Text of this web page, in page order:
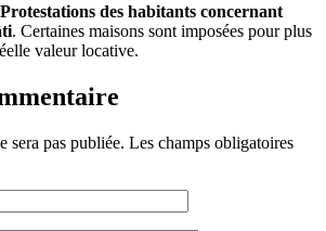
Protestations des habitants concernant
. Certaines maisons sont imposées pour plus
valeur locative.
sera pas publiée. Les champs obligatoires